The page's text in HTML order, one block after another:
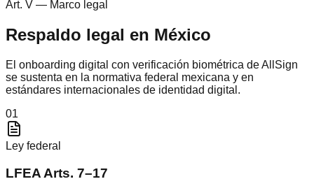
Art. V — Marco legal
Respaldo legal en México
El onboarding digital con verificación biométrica de AllSign
se sustenta en la normativa federal mexicana y en
estándares internacionales de identidad digital.
01
Ley federal
LFEA Arts. 7–17